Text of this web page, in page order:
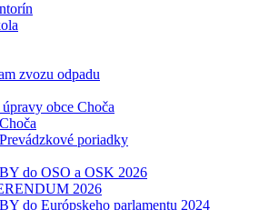
zvozu odpadu
obce Choča
poriadky
do OSO a OSK 2026
2026
do Európskeho parlamentu 2024